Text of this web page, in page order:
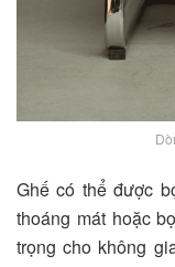
Ghế có thể được
thoáng mát hoặc
trọng cho không